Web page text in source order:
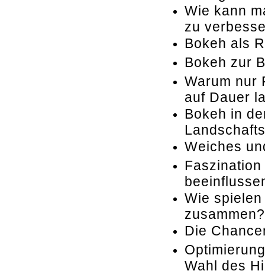
Wie kann
zu
Bokeh als
Bokeh zur
Warum nur
auf Dauer
Bokeh in
Weiches
Wie
zusammen?
Die
Wahl des